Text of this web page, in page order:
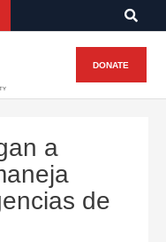
DONATE
a
de